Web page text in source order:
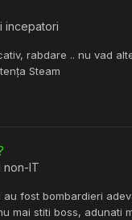
incepatori
rabdare .. nu vad
Steam
non-IT
fost bombardieri
mai stiti boss, adunati